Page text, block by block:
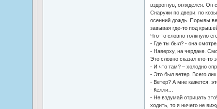
вздрогнув, огляделся. Он
Снаружи по двери, по
осенний дождь. Порывы
завывая где-то под
Что-то словно толкнуло
- Где ты был? - она
- Наверху, на чердаке.
Это словно сказал кто-то
- И что там? – холодно
- Это был ветер. Всего
- Ветер? А мне кажется,
- Келли…
- Не вздумай отрицать
ходить, то я ничего не